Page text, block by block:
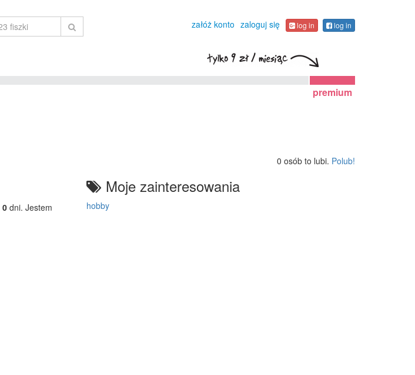
załóż konto zaloguj się log in log in
premium
0 osób to lubi. Polub!
0 dni. Jestem
Moje zainteresowania
hobby